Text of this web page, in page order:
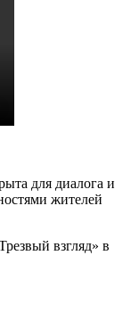
для диалога и
жителей
взгляд» в